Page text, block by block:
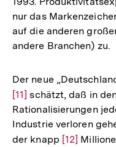
nur das
auf die anderen
andere Branchen) zu.
Der neue
[11] schätzt, daß in
Rationalisierungen
Industrie verloren
der knapp Zur
[12]